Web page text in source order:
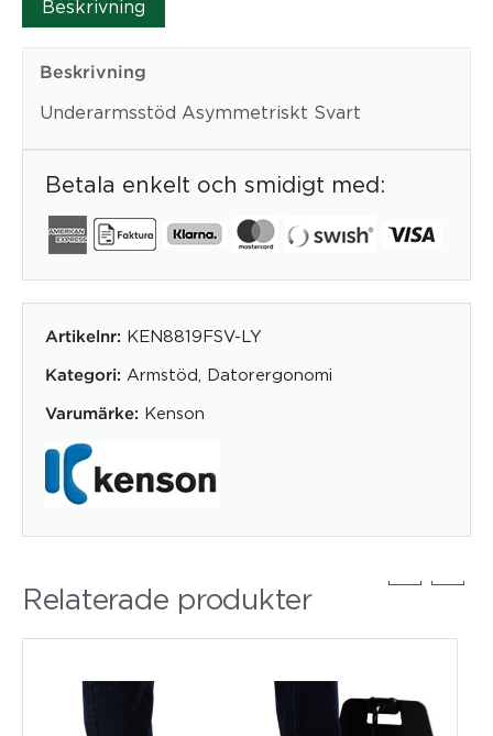
Beskrivning
Beskrivning
Underarmsstöd Asymmetriskt Svart
Betala enkelt och smidigt med:
Artikelnr: KEN8819FSV-LY
Kategori: Armstöd Datorergonomi
Varumärke: Kenson
Relaterade produkter